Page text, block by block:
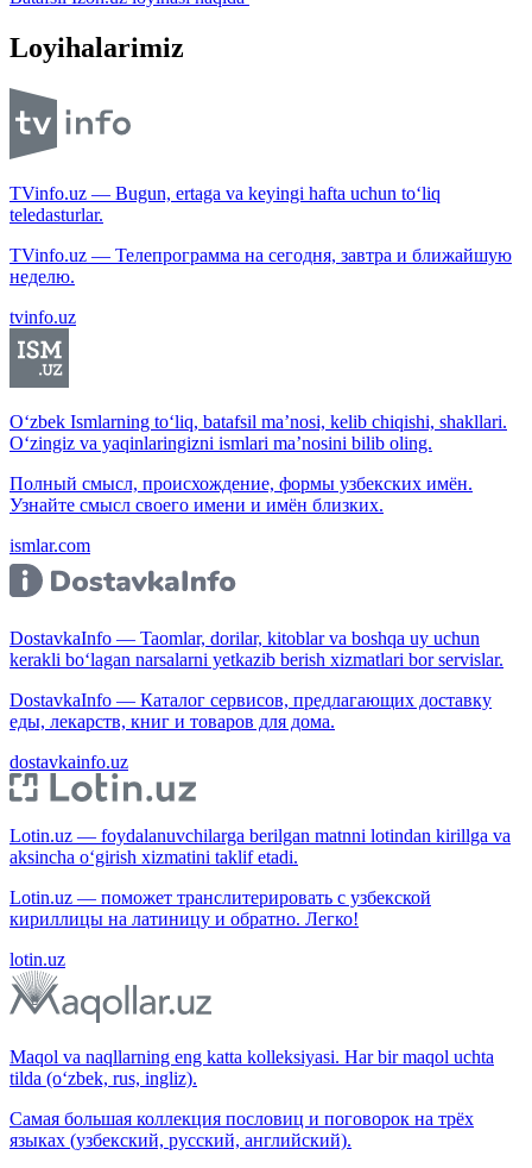
Loyihalarimiz
TVinfo.uz — Bugun, ertaga va keyingi hafta uchun to‘liq
teledasturlar.
TVinfo.uz — Телепрограмма на сегодня, завтра и ближайшую
неделю.
tvinfo.uz
O‘zbek Ismlarning to‘liq, batafsil ma’nosi, kelib chiqishi, shakllari.
O‘zingiz va yaqinlaringizni ismlari ma’nosini bilib oling.
Полный смысл, происхождение, формы узбекских имён.
Узнайте смысл своего имени и имён близких.
ismlar.com
DostavkaInfo — Taomlar, dorilar, kitoblar va boshqa uy uchun
kerakli bo‘lagan narsalarni yetkazib berish xizmatlari bor servislar.
DostavkaInfo — Каталог сервисов, предлагающих доставку
еды, лекарств, книг и товаров для дома.
dostavkainfo.uz
Lotin.uz — foydalanuvchilarga berilgan matnni lotindan kirillga va
aksincha o‘girish xizmatini taklif etadi.
Lotin.uz — поможет транслитерировать с узбекской
кириллицы на латиницу и обратно. Легко!
lotin.uz
Maqol va naqllarning eng katta kolleksiyasi. Har bir maqol uchta
tilda (o‘zbek, rus, ingliz).
Самая большая коллекция пословиц и поговорок на трёх
языках (узбекский, русский, английский).